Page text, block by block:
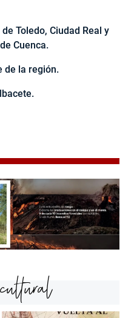
Toledo, Ciudad Real y
Cuenca.
de la región.